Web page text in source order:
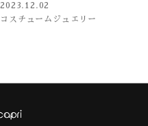
2023.12.02
コスチュームジュエリー